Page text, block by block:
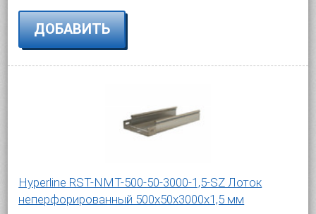
ДОБАВИТЬ
Hyperline RST-NMT-500-50-3000-1,5-SZ Лоток
неперфорированный 500x50x3000x1,5 мм